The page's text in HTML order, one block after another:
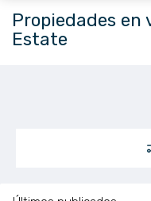
Propiedades en
Estate